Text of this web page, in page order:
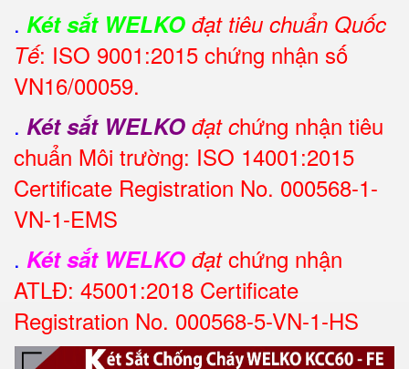
. Két sắt WELKO đạt tiêu chuẩn Quốc
Tế: ISO 9001:2015 chứng nhận số
VN16/00059.
. Két sắt WELKO đạt chứng nhận tiêu
chuẩn Môi trường: ISO 14001:2015
Certificate Registration No. 000568-1-
VN-1-EMS
. Két sắt WELKO đạtchứng nhận
ATLĐ: 45001:2018 Certificate
Registration No. 000568-5-VN-1-HS